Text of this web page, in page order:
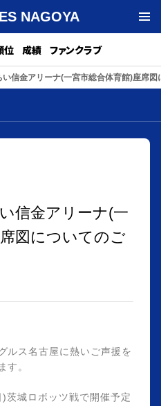
NAGOYA
位 成績 ファンクラブ
い信金アリーナ(一宮市総合体育館)座席
信金アリーナ(一
図についてのご
ルス名古屋に熱いご声援を
す。
城ロボッツ戦で開催予定